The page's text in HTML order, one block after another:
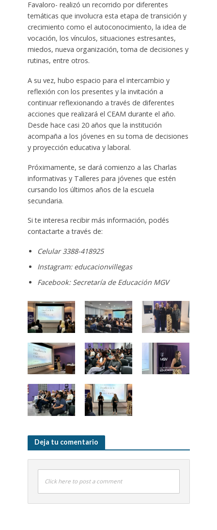
Favaloro- realizó un recorrido por diferentes
temáticas que involucra esta etapa de transición y
crecimiento como el autoconocimiento, la idea de
vocación, los vínculos, situaciones estresantes,
miedos, nueva organización, toma de decisiones y
rutinas, entre otros.
A su vez, hubo espacio para el intercambio y
reflexión con los presentes y la invitación a
continuar reflexionando a través de diferentes
acciones que realizará el CEAM durante el año.
Desde hace casi 20 años que la institución
acompaña a los jóvenes en su toma de decisiones
y proyección educativa y laboral.
Próximamente, se dará comienzo a las Charlas
informativas y Talleres para jóvenes que estén
cursando los últimos años de la escuela
secundaria.
Si te interesa recibir más información, podés
contactarte a través de:
Celular 3388-418925
Instagram: educacionvillegas
Facebook: Secretaría de Educación MGV
Deja tu comentario
Click here to post a comment